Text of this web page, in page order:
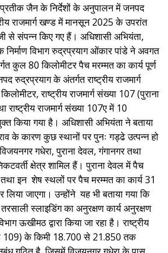
सेवाओं का तेजी से होता है निस्तारण
प्रतीक जैन के निर्देशों के अनुपालन में जनपद
राजमार्ग खण्ड में मानसून 2025 के उपरांत
से संपन्न किए गए हैं। अधिशासी अभियंता,
निर्माण विभाग रुद्रप्रयाग ओंकार पांडे ने अवगत
कुल 80 किलोमीटर पैच मरम्मत का कार्य पूर्ण
रुद्रप्रयाग के अंतर्गत राष्ट्रीय राजमार्ग
राष्ट्रीय राजमार्ग संख्या 107 (पुराना
राजमार्ग संख्या 107ए में 10
किया गया है। अधिशासी अभियंता ने बताया
के कारण कुछ स्थानों पर पुनः गड्ढे उत्पन्न हो
गधेरा, पुराना देवल, गंगानगर तथा
क्षेत्र शामिल हैं। पुराना देवल में पैच
इन शेष स्थलों पर पैच मरम्मत का कार्य 31
जाएगा। उन्होंने यह भी बताया गया कि
स्लाइडिंग का अनुरक्षण कार्य अनुरक्षण
ऊखीमठ द्वारा किया जा रहा है। राष्ट्रीय
109) के किमी 18.700 से 21.850 तक